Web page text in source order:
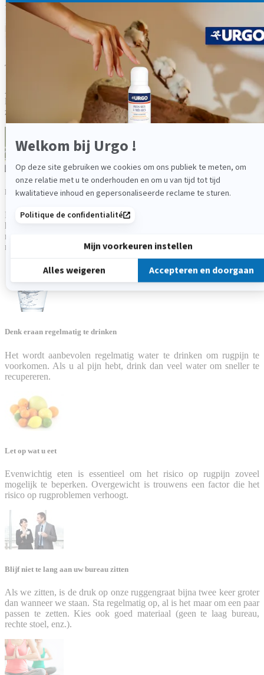
Enkeleeenvoudige en doeltreffendedingen die u kunt doen!
Til geen lasten die te zwaar zijn
Als u rugpijn wil voorkomen, wordt het afgeraden om te zware
lasten te dragen. Het verdient aanbeveling om de knieën te buigen
zodat de rug niet overbelast raakt.
Doe aan sport
Lichaamsoefening is essentieel om rugpijn te voorkomen. Als u last
hebt van terugkerende pijn, zoek dan een geschikte sport. Vraag
raad aan uw arts. Denk er ook aan dat u zich voor de inspanning
moet opwarmen.
Denk eraan regelmatig te drinken
Het wordt aanbevolen regelmatig water te drinken om rugpijn te
voorkomen. Als u al pijn hebt, drink dan veel water om sneller te
recupereren.
Let op wat u eet
Evenwichtig eten is essentieel om het risico op rugpijn zoveel
mogelijk te beperken. Overgewicht is trouwens een factor die het
risico op rugproblemen verhoogt.
Blijf niet te lang aan uw bureau zitten
Als we zitten, is de druk op onze ruggengraat bijna twee keer groter
dan wanneer we staan. Sta regelmatig op, al is het maar om een paar
passen te zetten. Kies ook goed materiaal (geen te laag bureau,
rechte stoel, enz.).